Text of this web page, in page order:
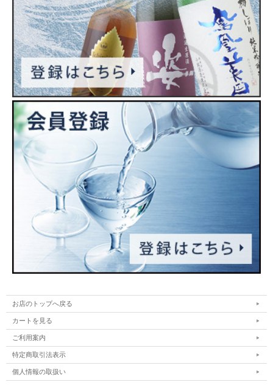
お店のトップへ戻る
カートを見る
ご利用案内
特定商取引法表示
個人情報の取扱い